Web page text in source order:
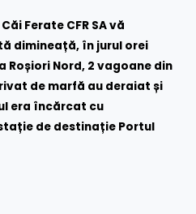
Ferate CFR SA vă
dimineață, în jurul orei
Nord, 2 vagoane din
de marfă au deraiat și
era încărcat cu
de destinație Portul